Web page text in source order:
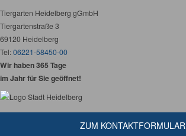
Tiergarten Heidelberg gGmbH
Tiergartenstraße 3
69120 Heidelberg
Tel:06221-58450-00
Wir haben 365 Tage
im Jahr für Sie geöffnet!
ZUM KONTAKTFORMULAR